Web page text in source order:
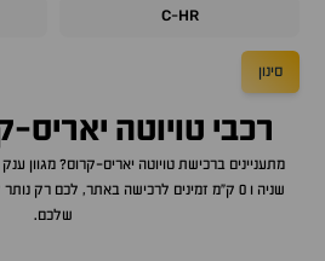
C-HR
סינון
רכבי טויוטה יאריס-
מתעניינים ברכישת טויוטה יאריס-קרוס? מגוון
שניה ו 0 ק"מ זמינים לרכישה באתר, לכם רק נותר לבחור את ה
שלכם.